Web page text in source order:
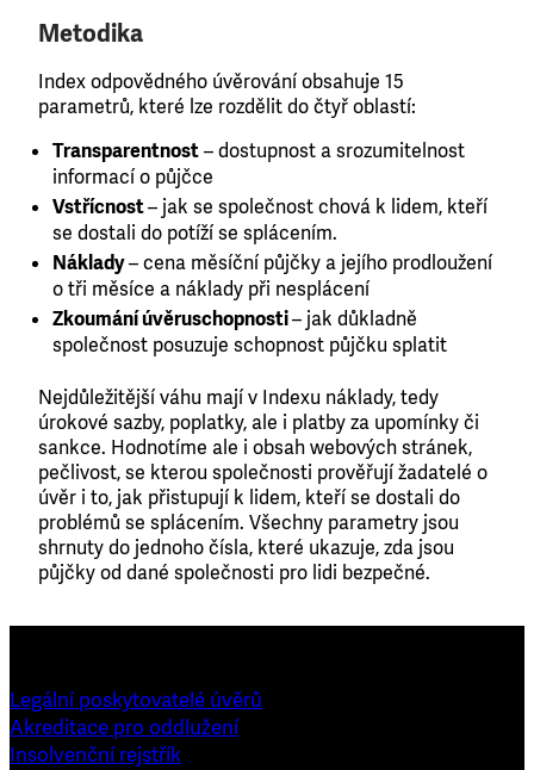
Metodika
Index odpovědného úvěrování obsahuje 15
parametrů, které lze rozdělit do čtyř oblastí:
Transparentnost– dostupnost a srozumitelnost
informací o půjčce
Vstřícnost– jak se společnost chová k lidem, kteří
se dostali do potíží se splácením.
Náklady– cena měsíční půjčky a jejího prodloužení
o tři měsíce a náklady při nesplácení
Zkoumání úvěruschopnosti– jak důkladně
společnost posuzuje schopnost půjčku splatit
Nejdůležitější váhu mají v Indexu náklady, tedy
úrokové sazby, poplatky, ale i platby za upomínky či
sankce. Hodnotíme ale i obsah webových stránek,
pečlivost, se kterou společnosti prověřují žadatelé o
úvěr i to, jak přistupují k lidem, kteří se dostali do
problémů se splácením. Všechny parametry jsou
shrnuty do jednoho čísla, které ukazuje, zda jsou
půjčky od dané společnosti pro lidi bezpečné.
Legální poskytovatelé úvěrů
Akreditace pro oddlužení
Insolvenční rejstřík